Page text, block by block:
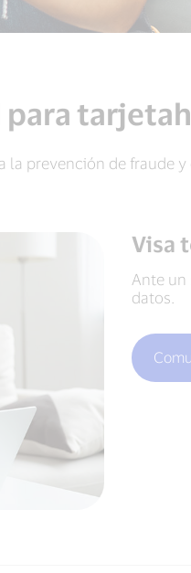
para
la prevención de fraude
Visa
Ante
datos.